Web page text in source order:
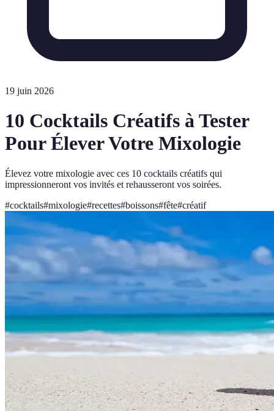
19 juin 2026
10 Cocktails Créatifs à Tester
Pour Élever Votre Mixologie
Élevez votre mixologie avec ces 10 cocktails créatifs qui
impressionneront vos invités et rehausseront vos soirées.
#cocktails#mixologie#recettes#boissons#fête#créatif